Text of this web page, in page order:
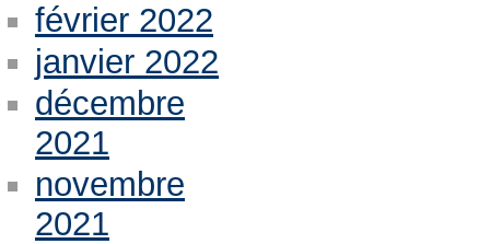
février 2022
janvier 2022
décembre
2021
novembre
2021